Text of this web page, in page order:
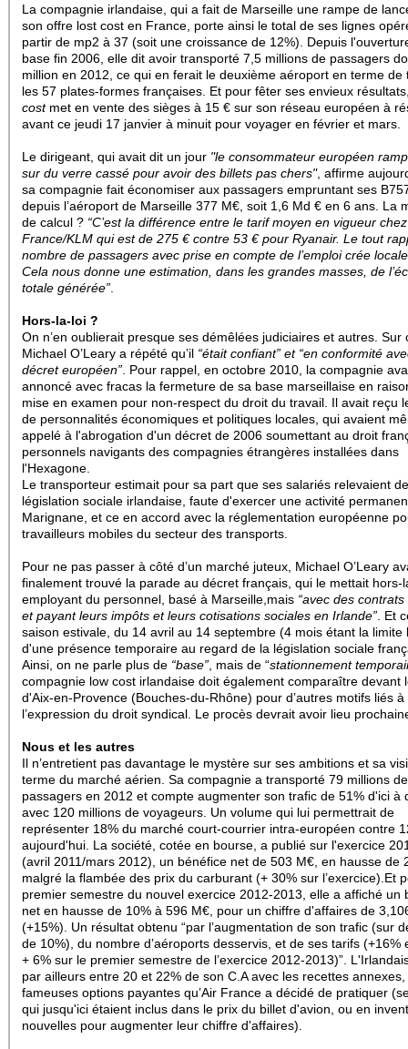
La compagnie irlandaise, qui a fait de Marseille une rampe de
son offre lost cost en France, porte ainsi le total de ses lignes
partir de mp2 à 37 (soit une croissance de 12%). Depuis
base fin 2006, elle dit avoir transporté 7,5 millions de passagers
million en 2012, ce qui en ferait le deuxième aéroport en terme de
les 57 plates-formes françaises. Et pour fêter ses envieux
cost met en vente des sièges à 15 € sur son réseau européen à
avant ce jeudi 17 janvier à minuit pour voyager en février et mars.
Le dirigeant, qui avait dit un jour "le consommateur européen
sur du verre cassé pour avoir des billets pas chers", affirme
sa compagnie fait économiser aux passagers empruntant ses
depuis l’aéroport de Marseille 377 M€, soit 1,6 Md € en 6 ans. La
de calcul ? “C’est la différence entre le tarif moyen en vigueur
France/KLM qui est de 275 € contre 53 € pour Ryanair. Le tout
nombre de passagers avec prise en compte de l’emploi crée
Cela nous donne une estimation, dans les grandes masses, de
totale générée”
Hors-la-loi ?
On n’en oublierait presque ses démêlées judiciaires et autres. Sur
Michael O’Leary a répété qu’il “était confiant” et “en conformité
décret européen” Pour rappel, en octobre 2010, la compagnie
annoncé avec fracas la fermeture de sa base marseillaise en
mise en examen pour non-respect du droit du travail. Il avait reçu
de personnalités économiques et politiques locales, qui avaient
appelé à l'abrogation d'un décret de 2006 soumettant au droit
personnels navigants des compagnies étrangères installées dans
l'Hexagone.
Le transporteur estimait pour sa part que ses salariés relevaient
législation sociale irlandaise, faute d'exercer une activité
Marignane, et ce en accord avec la réglementation européenne
travailleurs mobiles du secteur des transports.
Pour ne pas passer à côté d’un marché juteux, Michael O’Leary
finalement trouvé la parade au décret français, qui le mettait hors-
employant du personnel, basé à Marseille,mais “avec des
et payant leurs impôts et leurs cotisations sociales en Irlande” . Et
saison estivale, du 14 avril au 14 septembre (4 mois étant la limite
d'une présence temporaire au regard de la législation sociale
Ainsi, on ne parle plus de “base” , mais de “stationnement
compagnie low cost irlandaise doit également comparaître devant
d'Aix-en-Provence (Bouches-du-Rhône) pour d’autres motifs liés à
l’expression du droit syndical. Le procès devrait avoir lieu
Nous et les autres
Il n’entretient pas davantage le mystère sur ses ambitions et sa
terme du marché aérien. Sa compagnie a transporté 79 millions de
passagers en 2012 et compte augmenter son trafic de 51% d'ici à
avec 120 millions de voyageurs. Un volume qui lui permettrait de
représenter 18% du marché court-courrier intra-européen contre
aujourd'hui. La société, cotée en bourse, a publié sur l'exercice
(avril 2011/mars 2012), un bénéfice net de 503 M€, en hausse de
malgré la flambée des prix du carburant (+ 30% sur l’exercice). Et
premier semestre du nouvel exercice 2012-2013, elle a affiché un
net en hausse de 10% à 596 M€, pour un chiffre d'affaires de
(+15%).
Un résultat obtenu “par l’augmentation de son trafic (sur
de 10%), du nombre d’aéroports desservis, et de ses tarifs (+16%
+ 6% sur le premier semestre de l’exercice 2012-2013)”.
par ailleurs entre 20 et 22% de son C.A avec les recettes annexes,
fameuses options payantes qu’Air France a décidé de pratiquer
qui jusqu'ici étaient inclus dans le prix du billet d'avion, ou en
nouvelles pour augmenter leur chiffre d'affaires).